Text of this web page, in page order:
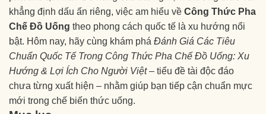
khẳng định dấu ấn riêng, việc am hiểu về Công Thức Pha
Chế Đồ Uống theo phong cách quốc tế là xu hướng nổi
bật. Hôm nay, hãy cùng khám phá Đánh Giá Các Tiêu
Chuẩn Quốc Tế Trong Công Thức Pha Chế Đồ Uống: Xu
Hướng & Lợi Ích Cho Người Việt– tiểu đề tài độc đáo
chưa từng xuất hiện – nhằm giúp bạn tiếp cận chuẩn mực
mới trong chế biến thức uống.